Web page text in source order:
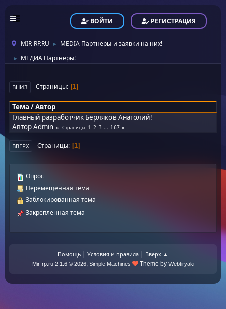
ВОЙТИ РЕГИСТРАЦИЯ
MIR-RP.RU ► MEDIA Партнеры и заявки на них!
► МЕДИА Партнеры!
ВНИЗ Страницы 1
Тема /Автор
Главный разработчик Берляков Анатолий!
АвторAdmin Страницы 1 2 3 ... 167
ВВЕРХ Страницы 1
Опрос
Перемещенная тема
Заблокированная тема
Закрепленная тема
Помощь | Условия и правила | Вверх ▲
Mir-rp.ru 2.1.6 © 2026, Simple Machines Theme by Webtiryaki